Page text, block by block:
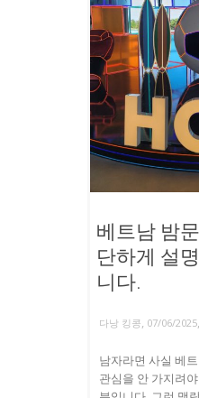
베트남 밤
단하게 설
니다.
다낭 킹콩, 07/06/2025,
남자라면 사실 베
관심을 안 가지려